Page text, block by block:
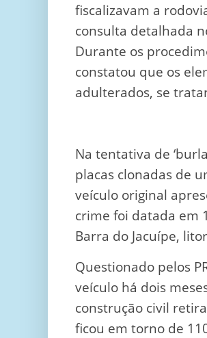
fiscalizavam a
consulta detalhada
Durante os
constatou que os
adulterados, se
Na tentativa de
placas clonadas de
veículo original
crime foi datada em
Barra do Jacuípe,
Questionado pelos
veículo há dois
construção civil
ficou em torno de